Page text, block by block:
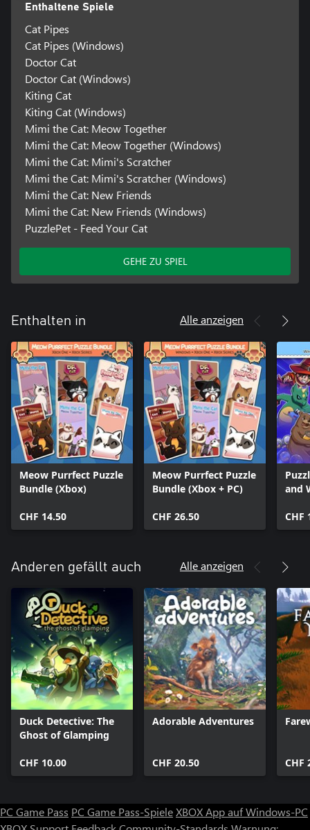
Enthaltene Spiele
Cat Pipes
Cat Pipes (Windows)
Doctor Cat
Doctor Cat (Windows)
Kiting Cat
Kiting Cat (Windows)
Mimi the Cat: Meow Together
Mimi the Cat: Meow Together (Windows)
Mimi the Cat: Mimi's Scratcher
Mimi the Cat: Mimi's Scratcher (Windows)
Mimi the Cat: New Friends
Mimi the Cat: New Friends (Windows)
PuzzlePet - Feed Your Cat
GEHE ZU SPIEL
Enthalten in Alle anzeigen
Meow Purrfect Puzzle
Bundle (Xbox)
CHF 14.50
Meow Purrfect Puzzle
Bundle (Xbox + PC)
CHF 26.50
and
CHF
Anderen gefällt auch Alle anzeigen
Duck Detective: The
Ghost of Glamping
CHF 10.00
Adorable Adventures
CHF 20.50 CHF
PC Game Pass PC Game Pass-SpieleXBOX App auf Windows-PC